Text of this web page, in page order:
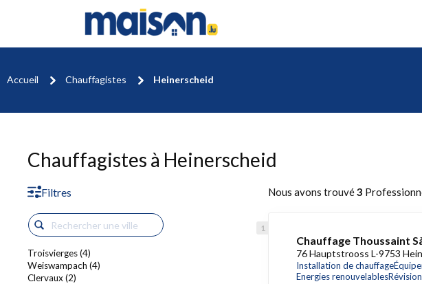
Accueil Chauffagistes Heinerscheid
Chauffagistes à Heinerscheid
Filtres
Troisvierges (4)
Weiswampach (4)
Clervaux (2)
Nous avons trouvé3
Chauffage Thoussaint
76 Hauptstrooss L-9753
Installation de chauffage
Energies renouvelables